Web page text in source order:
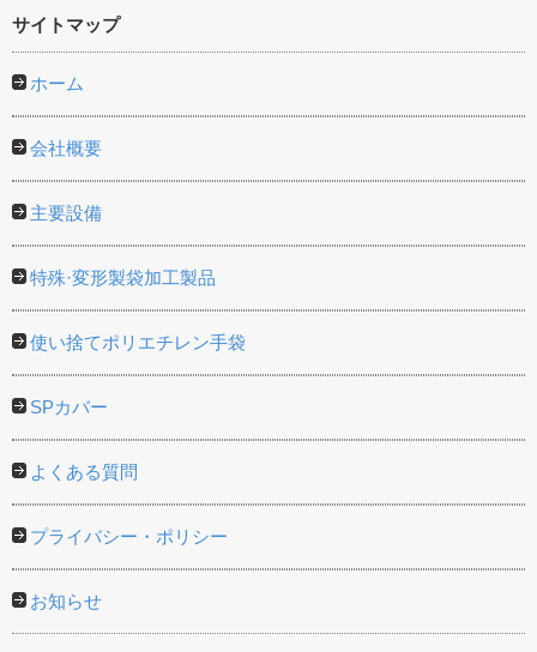
サイトマップ
ホーム
会社概要
主要設備
特殊·変形製袋加工製品
使い捨てポリエチレン手袋
SPカバー
よくある質問
プライバシー・ポリシー
お知らせ